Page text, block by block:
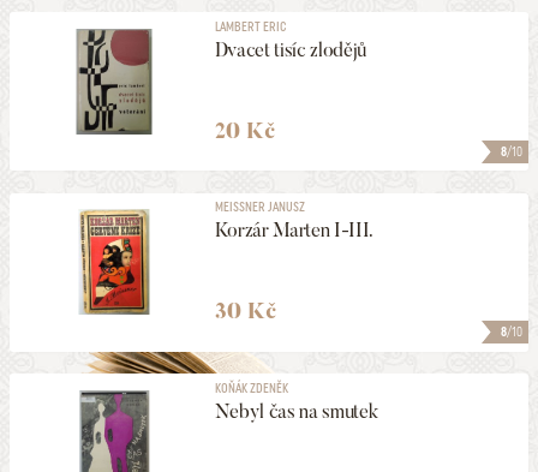
8/10
LAMBERT ERIC
Dvacet tisíc zlodějů
20 Kč
8/10
MEISSNER JANUSZ
Korzár Marten I-III.
30 Kč
KOŇÁK ZDENĚK
Nebyl čas na smutek